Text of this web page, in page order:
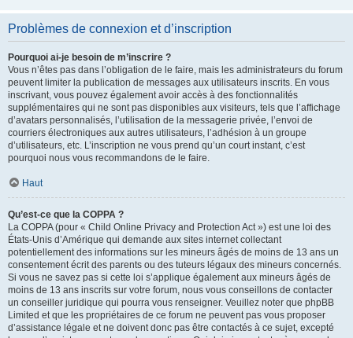
Problèmes de connexion et d’inscription
Pourquoi ai-je besoin de m’inscrire ?
Vous n’êtes pas dans l’obligation de le faire, mais les administrateurs du forum
peuvent limiter la publication de messages aux utilisateurs inscrits. En vous
inscrivant, vous pouvez également avoir accès à des fonctionnalités
supplémentaires qui ne sont pas disponibles aux visiteurs, tels que l’affichage
d’avatars personnalisés, l’utilisation de la messagerie privée, l’envoi de
courriers électroniques aux autres utilisateurs, l’adhésion à un groupe
d’utilisateurs, etc. L’inscription ne vous prend qu’un court instant, c’est
pourquoi nous vous recommandons de le faire.
Haut
Qu’est-ce que la COPPA ?
La COPPA (pour « Child Online Privacy and Protection Act ») est une loi des
États-Unis d’Amérique qui demande aux sites internet collectant
potentiellement des informations sur les mineurs âgés de moins de 13 ans un
consentement écrit des parents ou des tuteurs légaux des mineurs concernés.
Si vous ne savez pas si cette loi s’applique également aux mineurs âgés de
moins de 13 ans inscrits sur votre forum, nous vous conseillons de contacter
un conseiller juridique qui pourra vous renseigner. Veuillez noter que phpBB
Limited et que les propriétaires de ce forum ne peuvent pas vous proposer
d’assistance légale et ne doivent donc pas être contactés à ce sujet, excepté